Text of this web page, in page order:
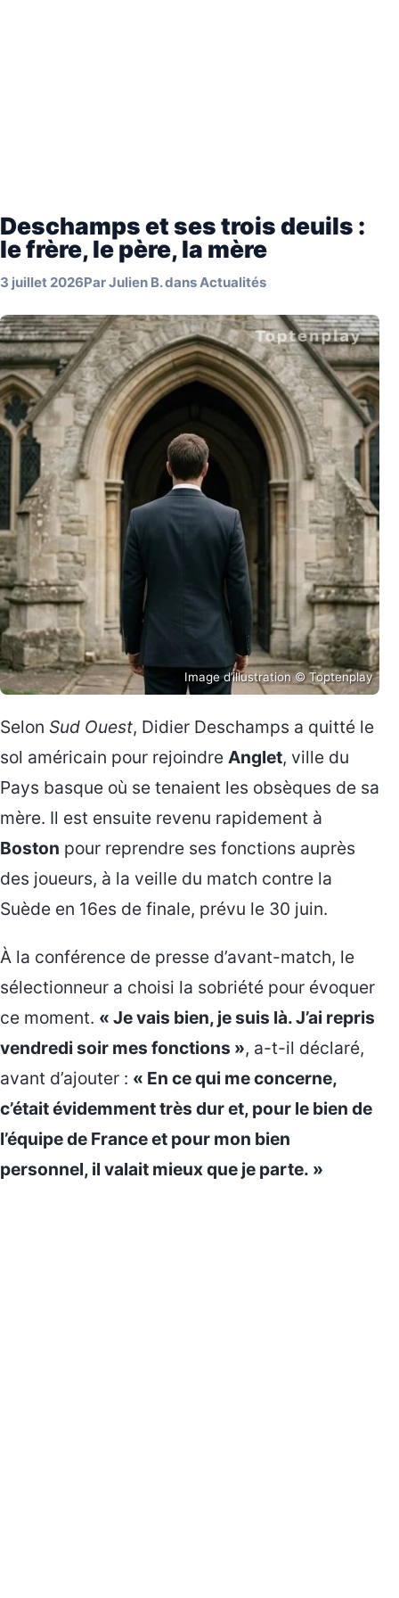
Deschamps et ses trois deuils :
le frère, le père, la mère
3 juillet 2026ParJulien B.dansActualités
Image d’illustration © Toptenplay
Selon Sud Ouest, Didier Deschamps a quitté le
sol américain pour rejoindre Anglet, ville du
Pays basque où se tenaient les obsèques de sa
mère. Il est ensuite revenu rapidement à
Boston pour reprendre ses fonctions auprès
des joueurs, à la veille du match contre la
Suède en 16es de finale, prévu le 30 juin.
À la conférence de presse d’avant-match, le
sélectionneur a choisi la sobriété pour évoquer
ce moment. « Je vais bien, je suis là. J’ai repris
vendredi soir mes fonctions », a-t-il déclaré,
avant d’ajouter : « En ce qui me concerne,
c’était évidemment très dur et, pour le bien de
l’équipe de France et pour mon bien
personnel, il valait mieux que je parte. »